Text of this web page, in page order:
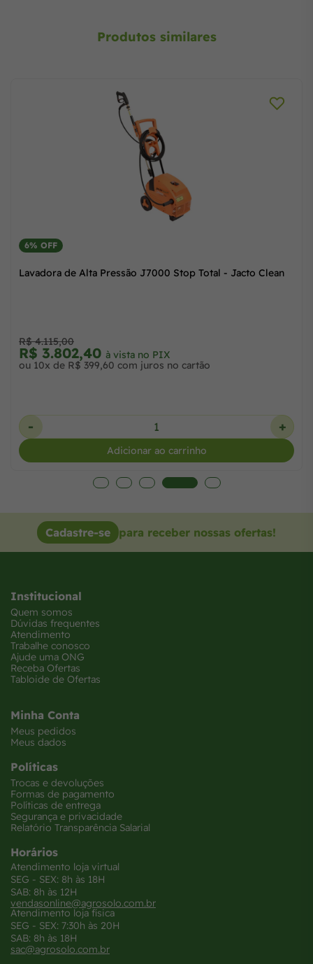
Produtos similares
Pressão J6000 M16 - Jacto Clean
à vista no PIX
com juros no cartão
Adicionar ao carrinho
Lavadora de Alta
Cadastre-se para receber nossas ofertas!
Institucional
Quem somos
Dúvidas frequentes
Atendimento
Trabalhe conosco
Ajude uma ONG
Receba Ofertas
Tabloide de Ofertas
Minha Conta
Meus pedidos
Meus dados
Políticas
Trocas e devoluções
Formas de pagamento
Políticas de entrega
Segurança e privacidade
Relatório Transparência Salarial
Horários
Atendimento loja virtual
SEG - SEX: 8h às 18H
SAB: 8h às 12H
vendasonline@agrosolo.com.br
Atendimento loja física
SEG - SEX: 7:30h às 20H
SAB: 8h às 18H
sac@agrosolo.com.br